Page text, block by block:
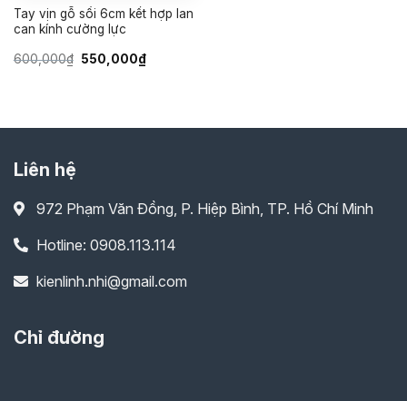
Tay vịn gỗ sồi 6cm kết hợp lan
can kính cường lực
600,000₫ Giá
550,000₫Giá
hiện
Liên hệ
972 Phạm Văn Đồng, P. Hiệp Bình, TP. Hồ Chí Minh
Hotline: 0908.113.114
kienlinh.nhi@gmail.com
Chỉ đường